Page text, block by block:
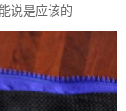
说是应该的